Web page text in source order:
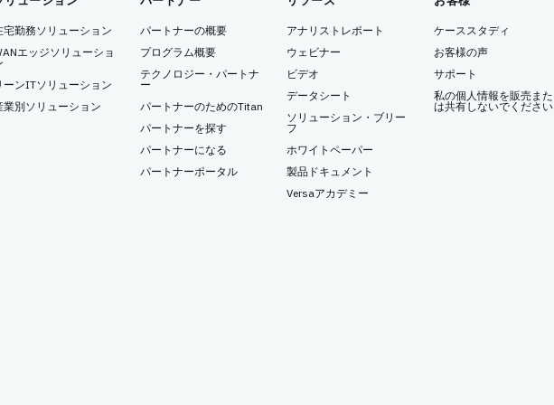
宅勤務ソリューション
エッジソリューショ
ーンITソリューション
業別ソリューション
パートナーの概要
プログラム概要
テクノロジー・パートナ
ー
パートナーのためのTitan
パートナーを探す
パートナーになる
パートナーポータル
アナリストレポート
ウェビナー
ビデオ
データシート
ソリューション・ブリー
フ
ホワイトペーパー
製品ドキュメント
Versaアカデミー
ケーススタディ
お客様の声
サポート
私の個人情報を販売また
は共有しないでください